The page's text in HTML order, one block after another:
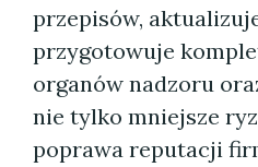
przepisów,
przygotowuje
organów nadzoru
nie tylko mniejsze
poprawa reputacji